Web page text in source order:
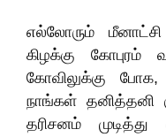
எல்லோரும்
கிழக்கு கோபுரம்
கோவிலுக்கு போக,
நாங்கள் தனித்தனி
தரிசனம்